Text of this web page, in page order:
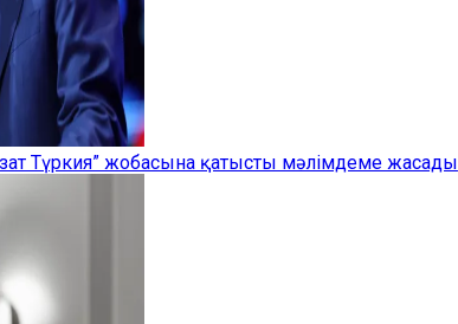
Түркия” жобасына қатысты мәлімдеме жасады